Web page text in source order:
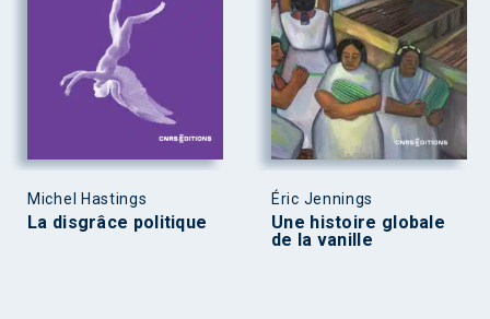
Michel Hastings
La disgrâce politique
Éric Jennings
Une histoire globale
de la vanille